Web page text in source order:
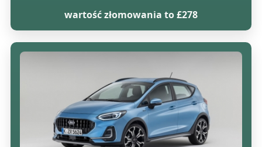
wartość złomowania to £278